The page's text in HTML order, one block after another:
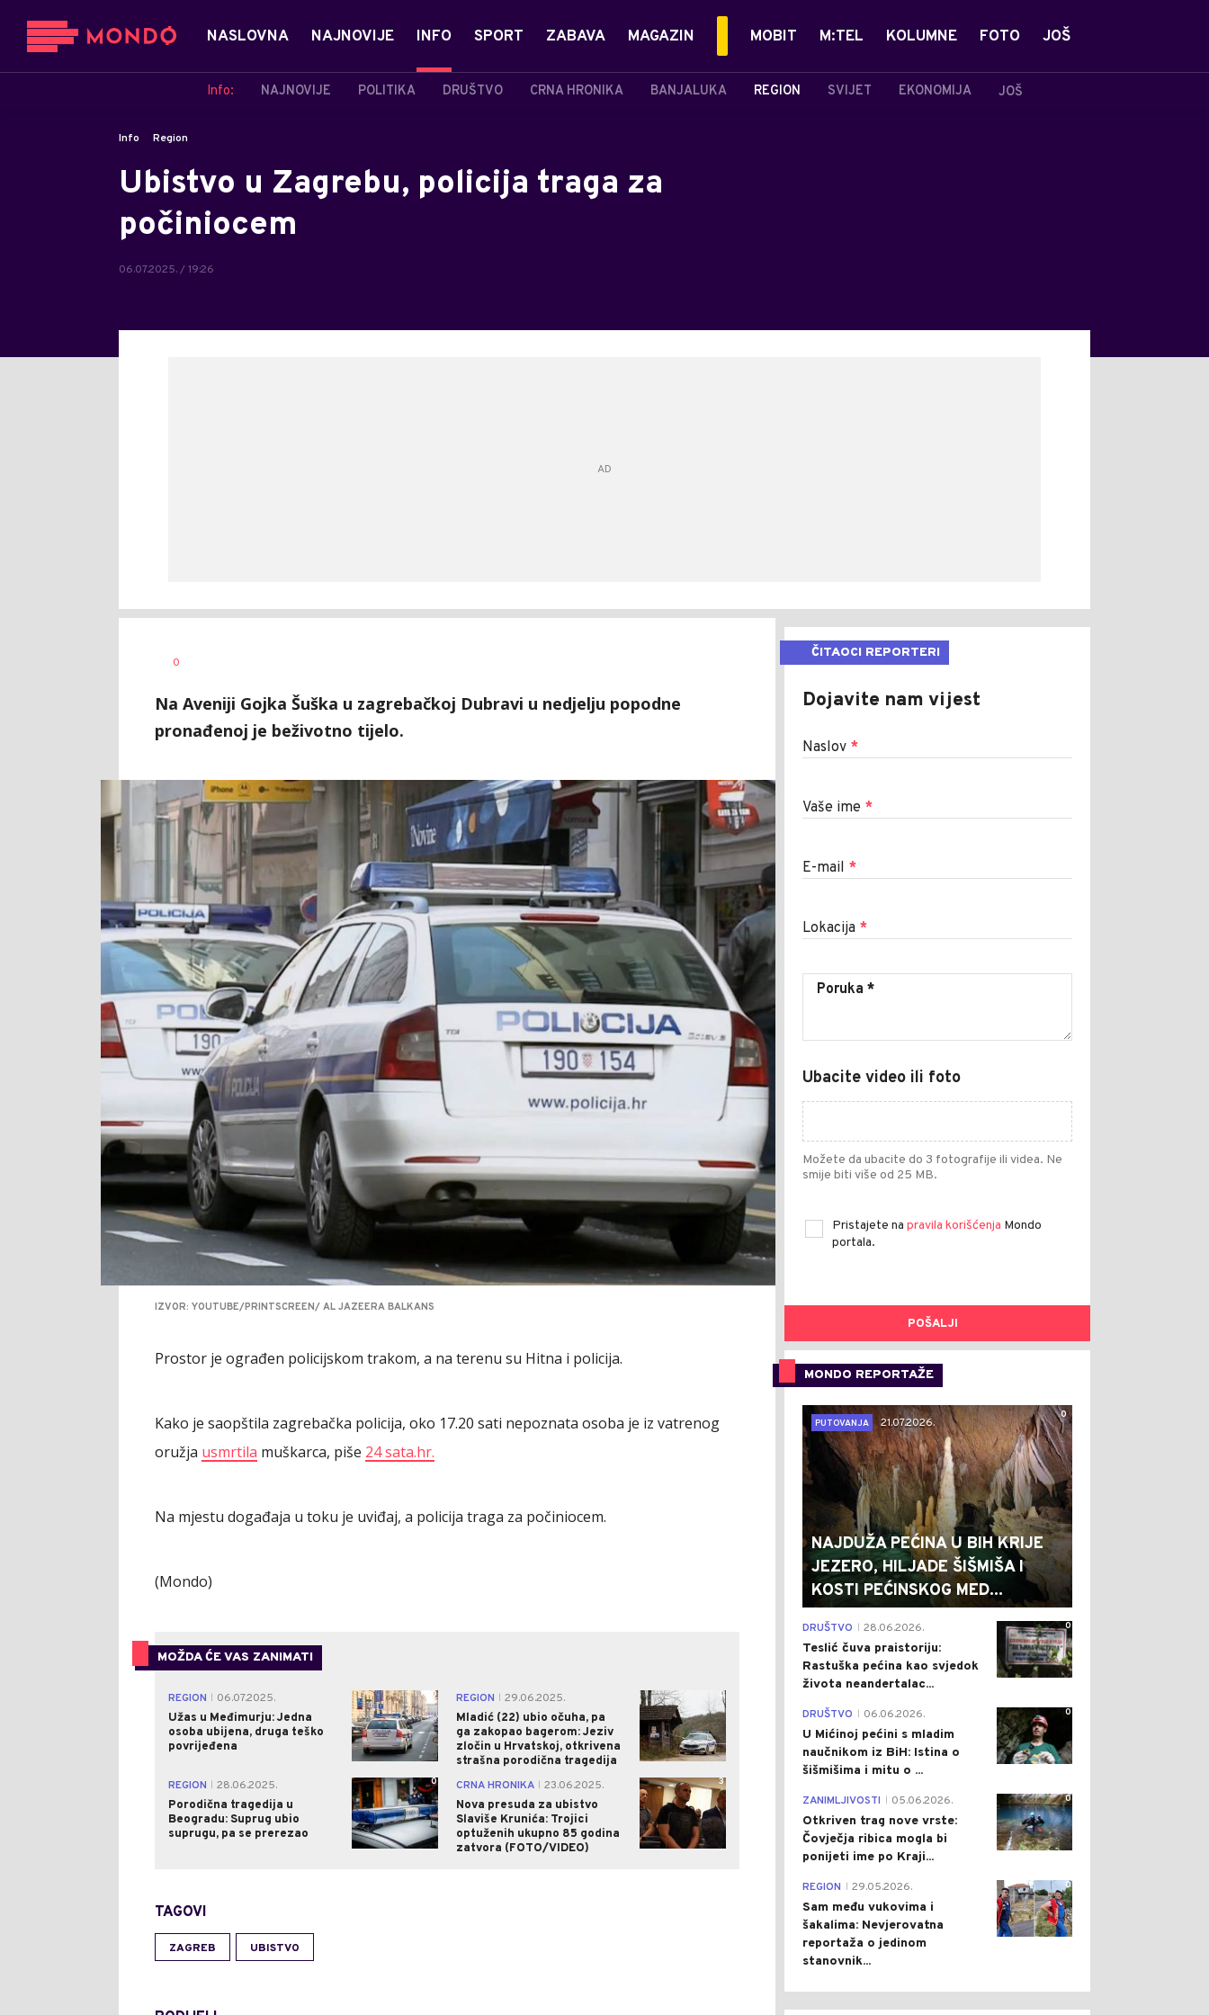
NASLOVNA NAJNOVIJE INFO
Info: NAJNOVIJE POLITIKA DRUŠTVO CRNA HRONIKA BANJALUKA REGION SVIJET EKONOMIJA JOŠ
SPORT ZABAVA MAGAZIN MOBIT M:TEL KOLUMNE FOTO JOŠ
Info Region
Ubistvo u Zagrebu, policija traga za
počiniocem
06.07.2025. / 19:26
AUTOR
0
Na Aveniji Gojka Šuška u zagrebačkoj Dubravi u nedjelju popodne
pronađenoj je beživotno tijelo.
IZVOR: YOUTUBE/PRINTSCREEN/ AL JAZEERA BALKANS
Prostor je ograđen policijskom trakom, a na terenu su Hitna i policija.
Kako je saopštila zagrebačka policija, oko 17.20 sati nepoznata osoba je iz vatrenog
oružja usmrtila muškarca, piše 24 sata.hr.
Na mjestu događaja u toku je uviđaj, a policija traga za počiniocem.
(Mondo)
MOŽDA ĆE VAS ZANIMATI
REGION
06.07.2025.
Užas u Međimurju: Jedna
osoba ubijena, druga teško
povrijeđena
0 REGION
29.06.2025.
Mladić (22) ubio očuha, pa
ga zakopao bagerom: Jeziv
zločin u Hrvatskoj, otkrivena
strašna porodična tragedija
0
REGION
28.06.2025.
Porodična tragedija u
Beogradu: Suprug ubio
suprugu, pa se prerezao
0 CRNA HRONIKA
23.06.2025.
Nova presuda za ubistvo
Slaviše Krunića: Trojici
optuženih ukupno 85 godina
zatvora (FOTO/VIDEO)
3
TAGOVI
ZAGREB UBISTVO
ČITAOCI REPORTERI
Dojavite nam vijest
Naslov *
Vaše ime *
E-mail *
Lokacija *
Ubacite video ili foto
Možete da ubacite do 3 fotografije ili videa. Ne
smije biti više od 25 MB.
Pristajete na pravila korišćenja Mondo
portala.
POŠALJI
MONDO REPORTAŽE
0
PUTOVANJA
21.07.2026.
NAJDUŽA PEĆINA U BIH KRIJE
JEZERO, HILJADE ŠIŠMIŠA I
KOSTI PEĆINSKOG MED...
0
DRUŠTVO 28.06.2026.
Teslić čuva praistoriju:
Rastuška pećina kao svjedok
života neandertalac...
0
DRUŠTVO 06.06.2026.
U Mićinoj pećini s mladim
naučnikom iz BiH: Istina o
šišmišima i mitu o ...
0
ZANIMLJIVOSTI 05.06.2026.
Otkriven trag nove vrste:
Čovječja ribica mogla bi
ponijeti ime po Kraji...
0
REGION 29.05.2026.
Sam među vukovima i
šakalima: Nevjerovatna
reportaža o jedinom
stanovnik...